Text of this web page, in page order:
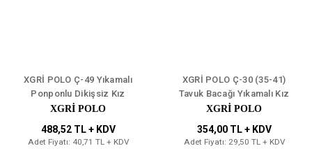
XGRİ POLO Ç-49 Yıkamalı
Ponponlu Dikişsiz Kız
Çocuk Patik Çorap 12'li
XGRİ POLO
488,52 TL + KDV
Adet Fiyatı: 40,71 TL + KDV
XGRİ POLO Ç-30 (35-41)
Tavuk Bacağı Yıkamalı Kız
Erkek Çocuk Çorap 12'li
XGRİ POLO
354,00 TL + KDV
Adet Fiyatı: 29,50 TL + KDV